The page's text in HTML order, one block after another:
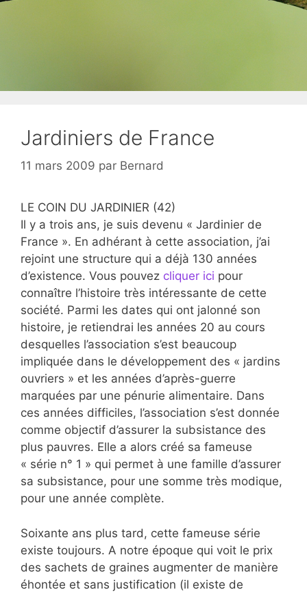
Jardiniers de France
11 mars 2009 par Bernard
LE COIN DU JARDINIER (42)
Il y a trois ans, je suis devenu « Jardinier de
France ». En adhérant à cette association, j’ai
rejoint une structure qui a déjà 130 années
d’existence. Vous pouvez cliquer ici pour
connaître l’histoire très intéressante de cette
société. Parmi les dates qui ont jalonné son
histoire, je retiendrai les années 20 au cours
desquelles l’association s’est beaucoup
impliquée dans le développement des « jardins
ouvriers » et les années d’après-guerre
marquées par une pénurie alimentaire. Dans
ces années difficiles, l’association s’est donnée
comme objectif d’assurer la subsistance des
plus pauvres. Elle a alors créé sa fameuse
« série n° 1 » qui permet à une famille d’assurer
sa subsistance, pour une somme très modique,
pour une année complète.
Soixante ans plus tard, cette fameuse série
existe toujours. A notre époque qui voit le prix
des sachets de graines augmenter de manière
éhontée et sans justification (il existe de